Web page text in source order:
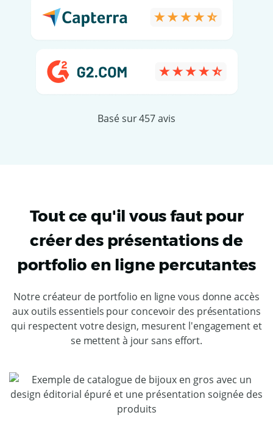
Basé sur 457 avis
Tout ce qu'il vous faut pour
créer des présentations de
portfolio en ligne percutantes
Notre créateur de portfolio en ligne vous donne accès
aux outils essentiels pour concevoir des présentations
qui respectent votre design, mesurent l'engagement et
se mettent à jour sans effort.